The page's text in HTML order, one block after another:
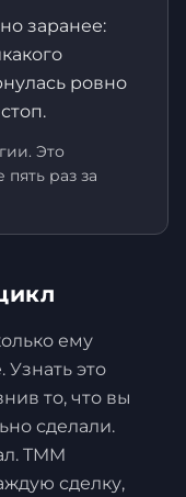
заранее:
ровно
Это
раз за
ему
Узнать это
то, что вы
сделали.
TMM
сделку,